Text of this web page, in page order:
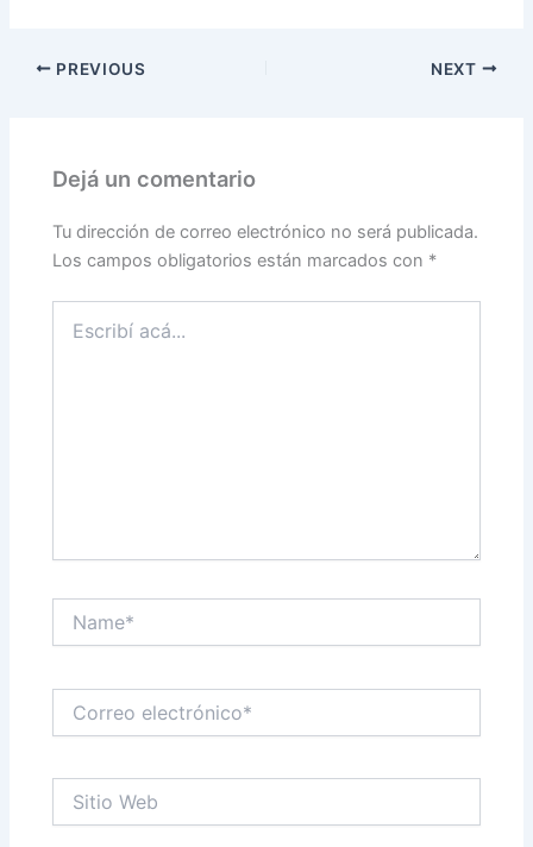
PREVIOUS NEXT
Dejá un comentario
Tu dirección de correo electrónico no será publicada.
Los campos obligatorios están marcados con *
acá...
electrónico*
Web